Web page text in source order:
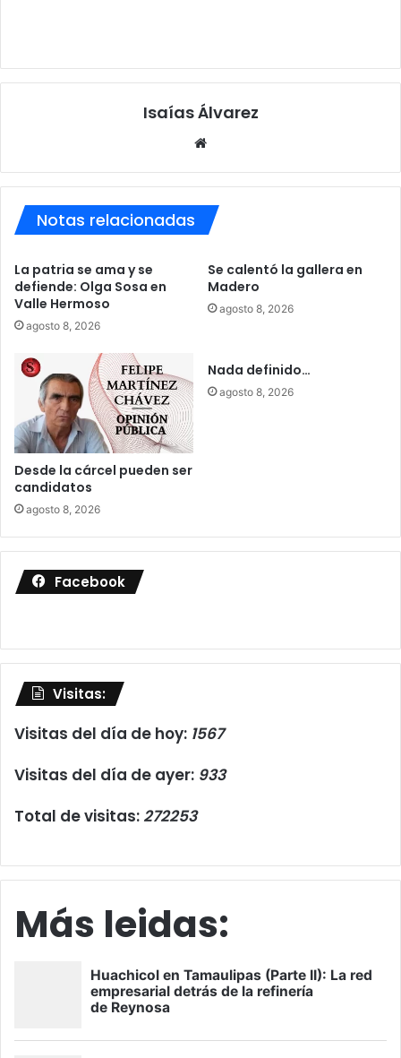
Isaías Álvarez
Notas relacionadas
La patria se ama y se
defiende: Olga Sosa en
Valle Hermoso
agosto 8, 2026
Se calentó la gallera en
Madero
agosto 8, 2026
Desde la cárcel pueden ser
candidatos
agosto 8, 2026
Nada definido…
agosto 8, 2026
Facebook
Visitas:
Visitas del día de hoy: 1567
Visitas del día de ayer: 933
Total de visitas: 272253
Más leidas: